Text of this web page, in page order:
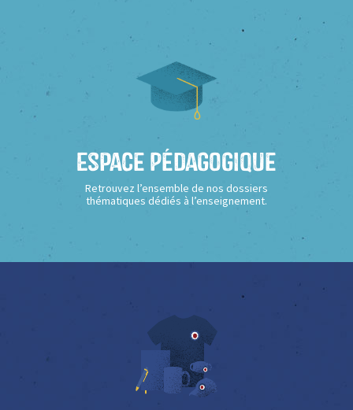
Espace Pédagogique
Retrouvez l’ensemble de nos dossiers
thématiques dédiés à l’enseignement.